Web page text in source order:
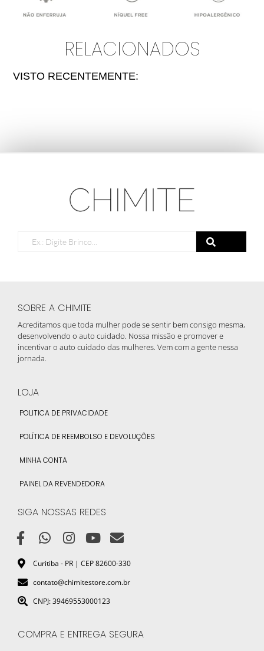
RELACIONADOS
VISTO RECENTEMENTE:
SOBRE A CHIMITE
Acreditamos que toda mulher pode se sentir bem consigo mesma,
desenvolvendo o auto cuidado. Nossa missão e promover e
incentivar o auto cuidado das mulheres. Vem com a gente nessa
jornada.
LOJA
POLITICA DE PRIVACIDADE
POLÍTICA DE REEMBOLSO E DEVOLUÇÕES
MINHA CONTA
PAINEL DA REVENDEDORA
SIGA NOSSAS REDES
Curitiba - PR | CEP 82600-330
contato@chimitestore.com.br
CNPJ: 39469553000123
COMPRA E ENTREGA SEGURA